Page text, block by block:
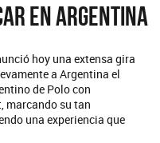
en Argentina
hoy una extensa gira
a Argentina el
de Polo con
marcando su tan
una experiencia que